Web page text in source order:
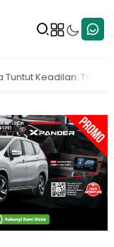
Beroperasi,